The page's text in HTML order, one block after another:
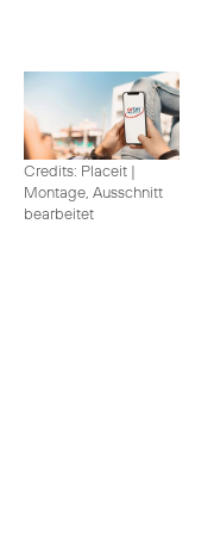
Credits: Placeit |
Montage, Ausschnitt
bearbeitet